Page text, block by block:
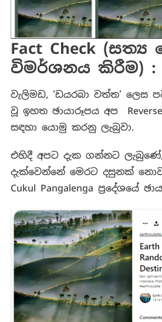
Fact Check
විමර්ශනය කිරීම) :
වැලිමඩ, ‘ඩයරබා වත්ත’ ලෙස
වූ ඉහත ඡායාරූපය අප
සඳහා යොමු කරනු ලැබුවා.
එහිදී අපට දැක ගන්නට
දැක්වෙන්නේ මෙරට දසුනක්
Cukul Pangalenga ප්‍රදේශයේ